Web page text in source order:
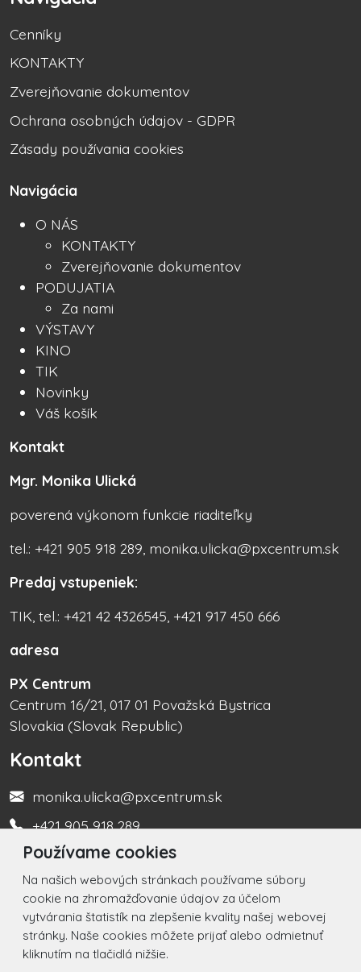
Používame cookies
Na našich webových stránkach používame súbory
cookie na zhromažďovanie údajov za účelom
vytvárania štatistík na zlepšenie kvality našej webovej
stránky. Naše cookies môžete prijať alebo odmietnuť
kliknutím na tlačidlá nižšie.
Cenníky
KONTAKTY
Zverejňovanie dokumentov
Ochrana osobných údajov - GDPR
Zásady používania cookies
Navigácia
O NÁS
KONTAKTY
Zverejňovanie dokumentov
PODUJATIA
Za nami
VÝSTAVY
KINO
TIK
Novinky
Váš košík
Kontakt
Mgr. Monika Ulická
poverená výkonom funkcie riaditeľky
tel.: +421 905 918 289, monika.ulicka@pxcentrum.sk
Predaj vstupeniek:
TIK, tel.: +421 42 4326545, +421 917 450 666
adresa
PX Centrum
Centrum 16/21, 017 01 Považská Bystrica
Slovakia (Slovak Republic)
Kontakt
monika.ulicka@pxcentrum.sk
+421 905 918 289
Turistická informačná kancelária +421 917 450 666
Social
Facebook
Instagram